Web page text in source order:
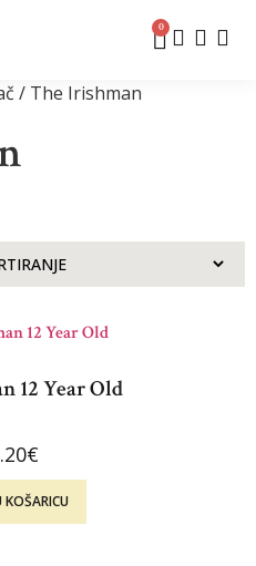
0
/ The Irishman
12 Year Old
€
KOŠARICU